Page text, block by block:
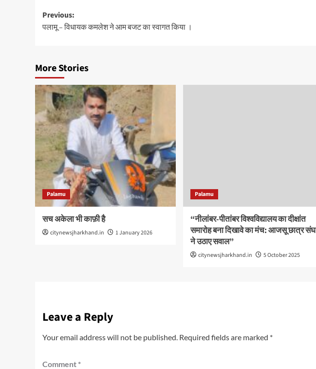
Post
navigation
Previous:
पलामू – विधायक कमलेश ने आम बजट का स्वागत किया ।
More Stories
Palamu
सच अकेला भी काफ़ी है
citynewsjharkhand.in 1 January 2026
Palamu
“नीलांबर-पीतांबर विश्वविद्यालय का दीक्षांत
समारोह बना दिखावे का मंच: आजसू छात्र संघ
ने उठाए सवाल”
citynewsjharkhand.in 5 October 2025
Leave a Reply
Your email address will not be published. Required fields are marked *
Comment *